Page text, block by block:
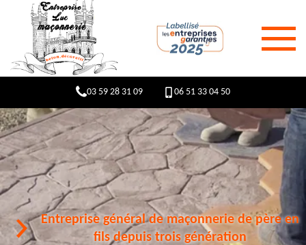
03 59 28 31 09 06 51 33 04 50
Entreprise général de maçonnerie de père en
fils depuis trois génération